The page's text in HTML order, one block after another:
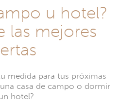
u hotel?
las mejores
medida para tus próximas
casa de campo o dormir
hotel?